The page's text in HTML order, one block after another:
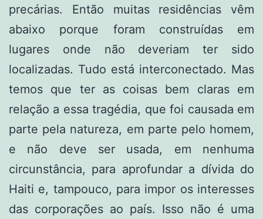
precárias. Então muitas residências vêm
abaixo porque foram construídas em
lugares onde não deveriam ter sido
localizadas. Tudo está interconectado. Mas
temos que ter as coisas bem claras em
relação a essa tragédia, que foi causada em
parte pela natureza, em parte pelo homem,
e não deve ser usada, em nenhuma
circunstância, para aprofundar a dívida do
Haiti e, tampouco, para impor os interesses
das corporações ao país. Isso não é uma